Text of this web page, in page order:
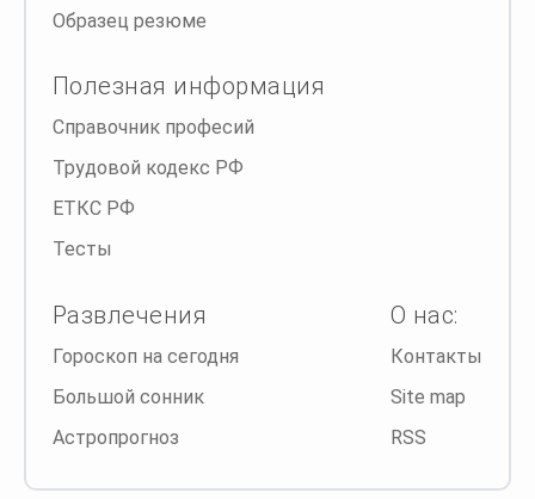
Образец резюме
Полезная информация
Справочник професий
Трудовой кодекс РФ
ЕТКС РФ
Тесты
Развлечения
Гороскоп на сегодня
Большой сонник
Астропрогноз
О нас:
Контакты
Site map
RSS